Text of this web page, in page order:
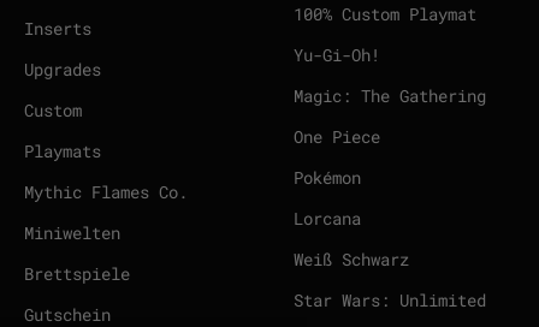
Inserts
Upgrades
Custom
Playmats
Mythic Flames Co.
Miniwelten
Brettspiele
Gutschein
100% Custom Playmat
Yu-Gi-Oh!
Magic: The Gathering
One Piece
Pokémon
Lorcana
Weiß Schwarz
Star Wars: Unlimited